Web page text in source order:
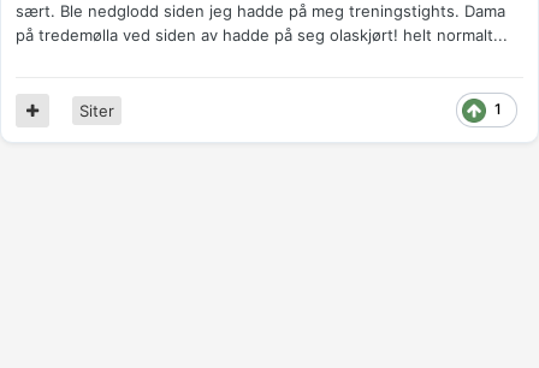
sært. Ble nedglodd siden jeg hadde på meg treningstights. Dama
på tredemølla ved siden av hadde på seg olaskjørt! helt normalt...
1
Siter